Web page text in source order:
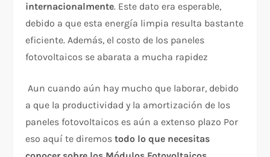
internacionalmente. Este dato era esperable,
debido a que esta energía limpia resulta bastante
eficiente. Además, el costo de los paneles
fotovoltaicos se abarata a mucha rapidez
Aun cuando aún hay mucho que laborar, debido
a que la productividad y la amortización de los
paneles fotovoltaicos es aún a extenso plazo Por
eso aquí te diremostodo lo que necesitas